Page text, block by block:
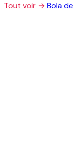
Tout voir → Bola